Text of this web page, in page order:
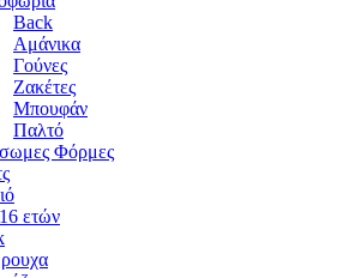
Back
Αμάνικα
Γούνες
Ζακέτες
Μπουφάν
Παλτό
Φόρμες
ετών